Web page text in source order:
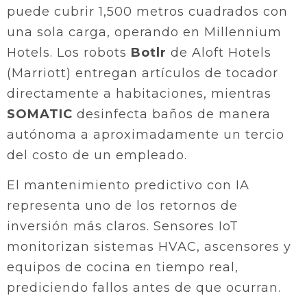
puede cubrir 1,500 metros cuadrados con
una sola carga, operando en Millennium
Hotels. Los robots Botlr de Aloft Hotels
(Marriott) entregan artículos de tocador
directamente a habitaciones, mientras
SOMATIC desinfecta baños de manera
autónoma a aproximadamente un tercio
del costo de un empleado.
El mantenimiento predictivo con IA
representa uno de los retornos de
inversión más claros. Sensores IoT
monitorizan sistemas HVAC, ascensores y
equipos de cocina en tiempo real,
prediciendo fallos antes de que ocurran.